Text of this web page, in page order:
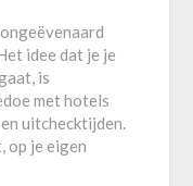
idee dat je je
is
met hotels
uitchecktijden.
op je eigen